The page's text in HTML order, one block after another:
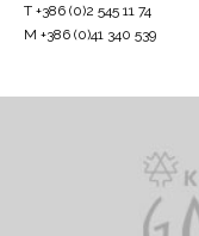
T +386 (0)2 545 11 74
M +386 (0)41 340 539